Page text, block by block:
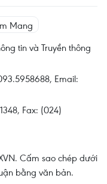
tin và Truyền thông
Email:
Fax: (024)
Cấm sao chép dưới
bằng văn bản.